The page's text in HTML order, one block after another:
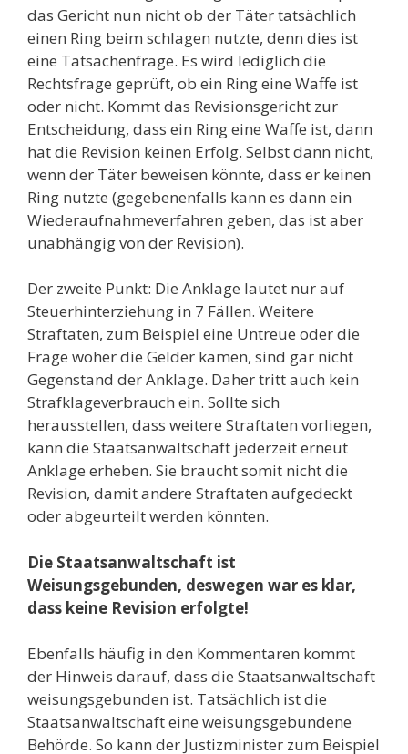
das Gericht nun nicht ob der Täter tatsächlich
einen Ring beim schlagen nutzte, denn dies ist
eine Tatsachenfrage. Es wird lediglich die
Rechtsfrage geprüft, ob ein Ring eine Waffe ist
oder nicht. Kommt das Revisionsgericht zur
Entscheidung, dass ein Ring eine Waffe ist, dann
hat die Revision keinen Erfolg. Selbst dann nicht,
wenn der Täter beweisen könnte, dass er keinen
Ring nutzte (gegebenenfalls kann es dann ein
Wiederaufnahmeverfahren geben, das ist aber
unabhängig von der Revision).
Der zweite Punkt: Die Anklage lautet nur auf
Steuerhinterziehung in 7 Fällen. Weitere
Straftaten, zum Beispiel eine Untreue oder die
Frage woher die Gelder kamen, sind gar nicht
Gegenstand der Anklage. Daher tritt auch kein
Strafklageverbrauch ein. Sollte sich
herausstellen, dass weitere Straftaten vorliegen,
kann die Staatsanwaltschaft jederzeit erneut
Anklage erheben. Sie braucht somit nicht die
Revision, damit andere Straftaten aufgedeckt
oder abgeurteilt werden könnten.
Die Staatsanwaltschaft ist
Weisungsgebunden, deswegen war es klar,
dass keine Revision erfolgte!
Ebenfalls häufig in den Kommentaren kommt
der Hinweis darauf, dass die Staatsanwaltschaft
weisungsgebunden ist. Tatsächlich ist die
Staatsanwaltschaft eine weisungsgebundene
Behörde. So kann der Justizminister zum Beispiel